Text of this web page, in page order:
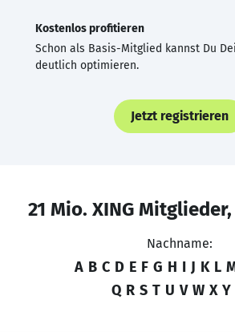
Kostenlos profitieren
Schon als Basis-Mitglied kannst Du
deutlich optimieren.
Jetzt registrieren
21 Mio. XING
Nachname:
A B C D E F G H I J K L
Q R S T U V W X Y